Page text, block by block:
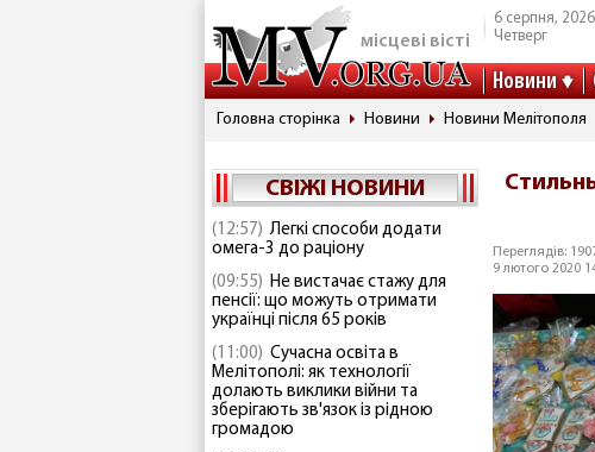
місцеві вісті
6 серпня, 2026
Четверг
Новини
Головна сторінка Новини Новини Мелітополя
СВІЖІ НОВИНИ
(12:57) Легкі способи додати
омега-3 до раціону
(09:55) Не вистачає стажу для
пенсії: що можуть отримати
українці після 65 років
(11:00) Сучасна освіта в
Мелітополі: як технології
долають виклики війни та
зберігають зв'язок із рідною
громадою
Переглядів:
9 лютого 2020